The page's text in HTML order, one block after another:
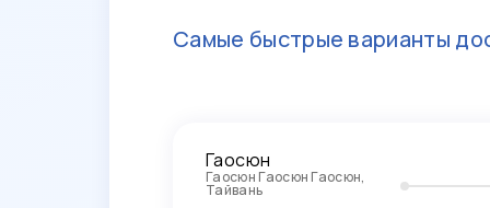
Самые быстрые варианты
Гаосюн
Гаосюн Гаосюн Гаосюн,
Тайвань